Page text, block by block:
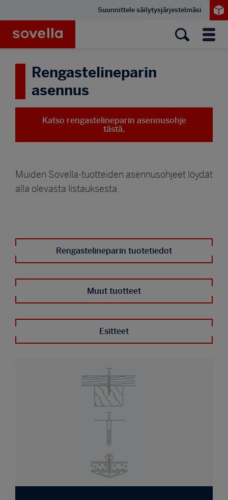
pääsisältöön
Suunnittele säilytysjärjestelmäsi
Sovella
Rengastelineparin
asennus
Katso rengastelineparin asennusohje
tästä.
Muiden Sovella-tuotteiden asennusohjeet löydät
alla olevasta listauksesta.
Rengastelineparin tuotetiedot
Muut tuotteet
Esitteet